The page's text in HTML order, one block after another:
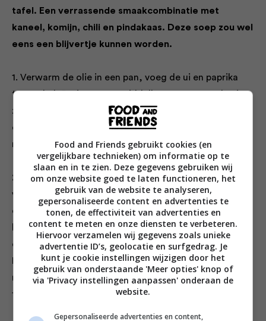
tafel. Een verrassende smaakcombinatie met
kaneel, komijn, chili en pindakaas. Deze soep zou wel
eens een blijvertje kunnen worden.
1. Verwarm de olie in een pan, voeg de ui en paprika
toe en bak 5 minuten op middelhoog vuur, tot de uien
zacht worden en wat kleur krijgen. Doe de knoflook,
chilivlokken, komijn en kaneel erbij en bak 1 minuut
mee.
2. Giet de tomatenblokjes en kokosmelk erbij,
verkruimel het bouillonblokje in het lege tomatenblikje
en schenk er 100 ml heet water in. Roer zodat het
bouillonblokje oplost en schenk bij de soep. Breng aan
de kook, draai het vuur laag en laat 8 minuten koken.
Roer de pindakaas en spinazie erdoor en laat
meekoken tot de spinazie is geslonken. Bestrooi met
flink wat peper en zout, schep in kommen en dien op.
Food and Friends gebruikt cookies (en
vergelijkbare technieken) om informatie op te
slaan en in te zien. Deze gegevens gebruiken wij
om onze website goed te laten functioneren, het
gebruik van de website te analyseren,
gepersonaliseerde content en advertenties te
tonen, de effectiviteit van advertenties en
content te meten en onze diensten te verbeteren.
Hiervoor verzamelen wij gegevens zoals unieke
advertentie ID’s, geolocatie en surfgedrag. Je
kunt je cookie instellingen wijzigen door het
gebruik van onderstaande 'Meer opties' knop of
via 'Privacy instellingen aanpassen' onderaan de
website.
Gepersonaliseerde advertenties en content,